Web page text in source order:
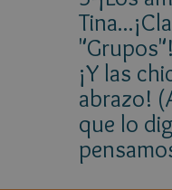
¡Y las
abrazo!
que lo